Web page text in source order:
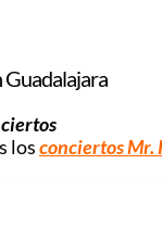
Guadalajara
losconciertos Mr.